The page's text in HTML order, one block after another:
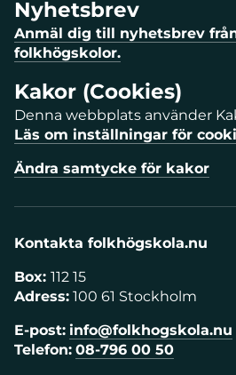
Nyhetsbrev
Anmäl dig till nyhetsbrev
folkhögskolor.
Kakor (Cookies)
Denna webbplats använder
Läs om inställningar för
Ändra samtycke för kakor
Kontakta folkhögskola.nu
Box: 112 15
Adress: 100 61 Stockholm
E-post: info@folkhogskola.nu
Telefon: 08-796 00 50